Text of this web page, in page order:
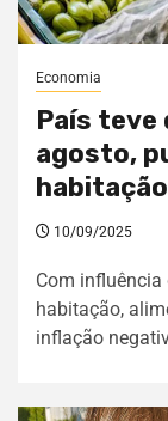
Economia
País teve
agosto,
10/09/2025
Com influência
habitação,
inflação